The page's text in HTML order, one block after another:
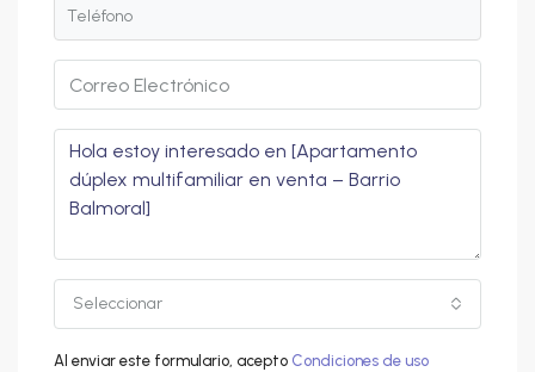
Seleccionar
Al enviar este formulario, acepto Condiciones de uso